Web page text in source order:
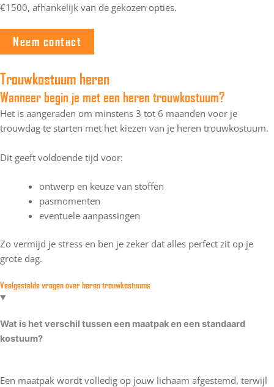
€1500, afhankelijk van de gekozen opties.
Neem contact
Trouwkostuum heren
Wanneer begin je met een heren trouwkostuum?
Het is aangeraden om minstens 3 tot 6 maanden voor je
trouwdag te starten met het kiezen van je heren trouwkostuum.
Dit geeft voldoende tijd voor:
ontwerp en keuze van stoffen
pasmomenten
eventuele aanpassingen
Zo vermijd je stress en ben je zeker dat alles perfect zit op je
grote dag.
Veelgestelde vragen over heren trouwkostuums
Wat is het verschil tussen een maatpak en een standaard
kostuum?
Een maatpak wordt volledig op jouw lichaam afgestemd, terwijl